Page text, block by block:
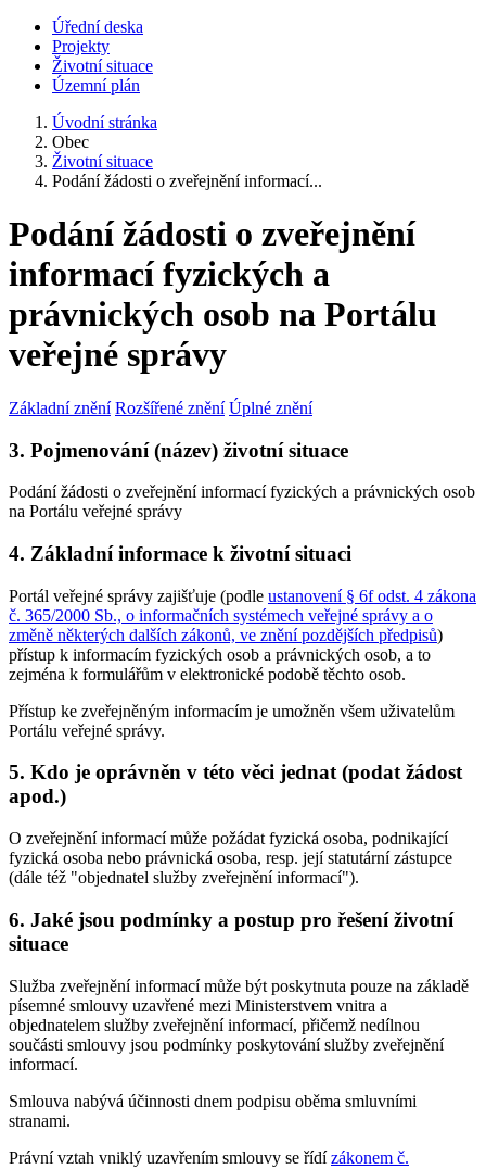
Úřední deska
Projekty
Životní situace
Územní plán
Úvodní stránka
Obec
Životní situace
Podání žádosti o zveřejnění informací...
Podání žádosti o zveřejnění
informací fyzických a
právnických osob na Portálu
veřejné správy
Základní znění Rozšířené znění Úplné znění
3. Pojmenování (název) životní situace
Podání žádosti o zveřejnění informací fyzických a právnických osob
na Portálu veřejné správy
4. Základní informace k životní situaci
Portál veřejné správy zajišťuje (podle ustanovení § 6f odst. 4 zákona
č. 365/2000 Sb., o informačních systémech veřejné správy a o
změně některých dalších zákonů, ve znění pozdějších předpisů)
přístup k informacím fyzických osob a právnických osob, a to
zejména k formulářům v elektronické podobě těchto osob.
Přístup ke zveřejněným informacím je umožněn všem uživatelům
Portálu veřejné správy.
5. Kdo je oprávněn v této věci jednat (podat žádost
apod.)
O zveřejnění informací může požádat fyzická osoba, podnikající
fyzická osoba nebo právnická osoba, resp. její statutární zástupce
(dále též "objednatel služby zveřejnění informací").
6. Jaké jsou podmínky a postup pro řešení životní
situace
Služba zveřejnění informací může být poskytnuta pouze na základě
písemné smlouvy uzavřené mezi Ministerstvem vnitra a
objednatelem služby zveřejnění informací, přičemž nedílnou
součásti smlouvy jsou podmínky poskytování služby zveřejnění
informací.
Smlouva nabývá účinnosti dnem podpisu oběma smluvními
stranami.
Právní vztah vniklý uzavřením smlouvy se řídízákonem č.